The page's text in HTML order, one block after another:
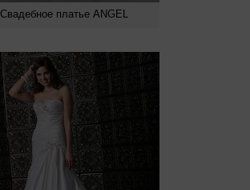
Свадебное платье ANGEL